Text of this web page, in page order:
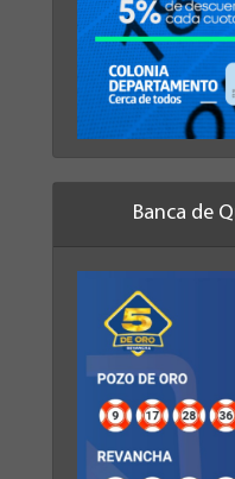
Banca de